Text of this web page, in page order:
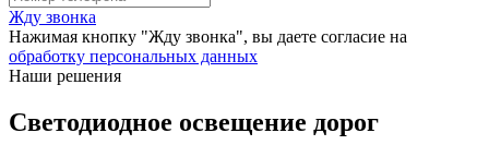
Жду звонка
Нажимая кнопку "Жду звонка", вы даете согласие на
обработку персональных данных
Наши решения
Светодиодное освещение дорог